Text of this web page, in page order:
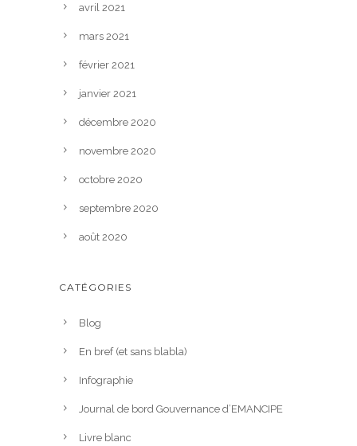
avril 2021
mars 2021
février 2021
janvier 2021
décembre 2020
novembre 2020
octobre 2020
septembre 2020
août 2020
CATÉGORIES
Blog
En bref (et sans blabla)
Infographie
Journal de bord Gouvernance d’EMANCIPE
Livre blanc